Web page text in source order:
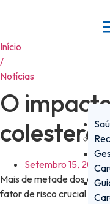
conteúdo
Início
/
Notícias
O
colesterol
Setembro 15, 2025
Mais de metade dos
fator de risco crucial para